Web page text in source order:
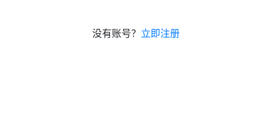
没有账号？ 立即注册